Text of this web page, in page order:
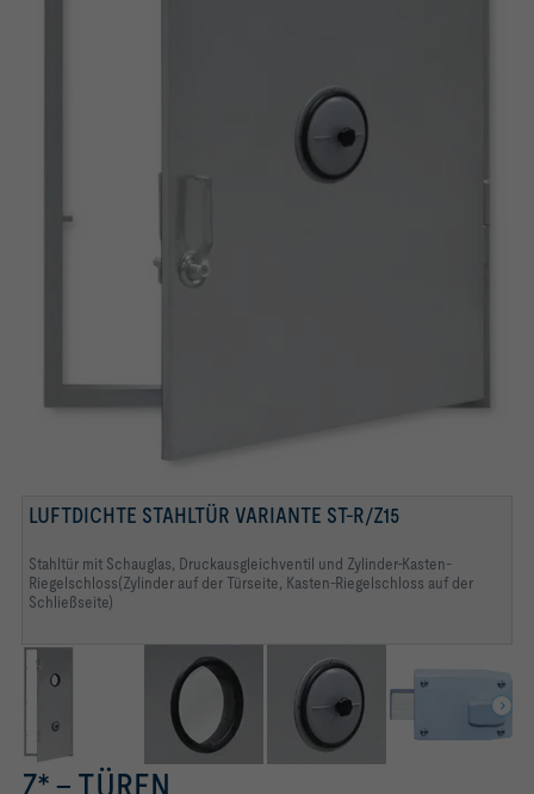
LUFTDICHTE STAHLTÜR VARIANTE ST-R/Z15
Stahltür mit Schauglas, Druckausgleichventil und Zylinder-Kasten-
Riegelschloss(Zylinder auf der Türseite, Kasten-Riegelschloss auf der
Schließseite)
DRUCKAUSGLEICHSVENTIL
ZYLINDER-KASTEN-RIEGELSCHLOSS
ABNEHMBARER FRONTHEBEL (VOM
DOPPELHEBELVERSCHLUSS)
Z* – TÜREN